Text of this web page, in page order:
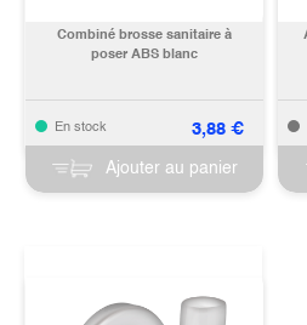
Combiné brosse sanitaire à
poser ABS blanc
En stock 3,88€
Ajouter au panier